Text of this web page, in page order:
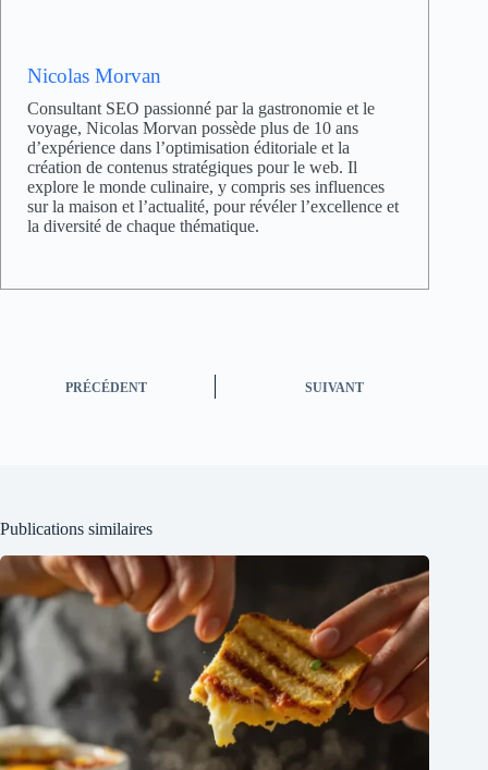
Nicolas Morvan
Consultant SEO passionné par la gastronomie et le
voyage, Nicolas Morvan possède plus de 10 ans
d’expérience dans l’optimisation éditoriale et la
création de contenus stratégiques pour le web. Il
explore le monde culinaire, y compris ses influences
sur la maison et l’actualité, pour révéler l’excellence et
la diversité de chaque thématique.
PRÉCÉDENT SUIVANT
Publications similaires